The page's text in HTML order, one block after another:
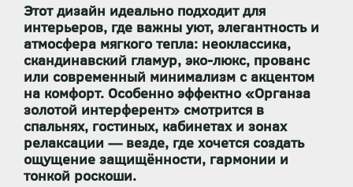
Этот дизайн идеально подходит для
интерьеров, где важны уют, элегантность и
атмосфера мягкого тепла: неоклассика,
скандинавский гламур, эко-люкс, прованс
или современный минимализм с акцентом
на комфорт. Особенно эффектно «Органза
золотой интерферент» смотрится в
спальнях, гостиных, кабинетах и зонах
релаксации — везде, где хочется создать
ощущение защищённости, гармонии и
тонкой роскоши.